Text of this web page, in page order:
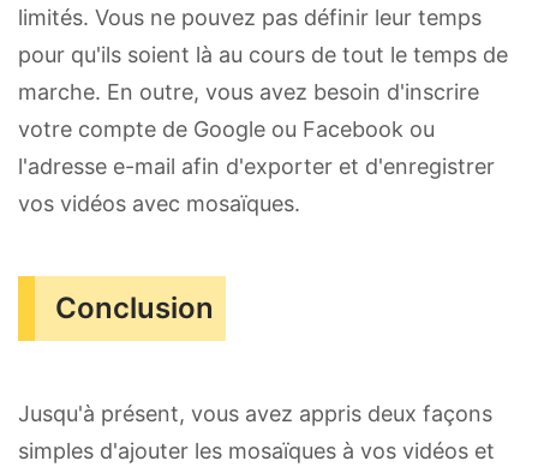
limités. Vous ne pouvez pas définir leur temps
pour qu'ils soient là au cours de tout le temps de
marche. En outre, vous avez besoin d'inscrire
votre compte de Google ou Facebook ou
l'adresse e-mail afin d'exporter et d'enregistrer
vos vidéos avec mosaïques.
Conclusion
Jusqu'à présent, vous avez appris deux façons
simples d'ajouter les mosaïques à vos vidéos et